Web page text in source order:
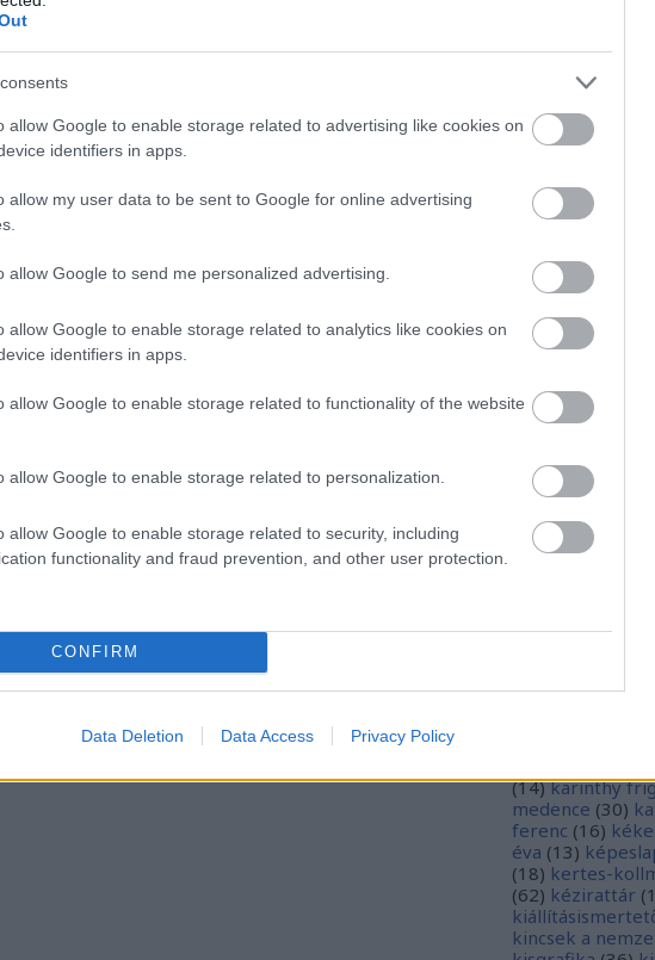
allow Google to enable storage related to advertising like cookies on
identifiers in apps.
allow my user data to be sent to Google for online advertising
allow Google to send me personalized advertising.
allow Google to enable storage related to analytics like cookies on
identifiers in apps.
allow Google to enable storage related to functionality of the website
allow Google to enable storage related to personalization.
allow Google to enable storage related to security, including
functionality and fraud prevention, and other user protection.
CONFIRM
Data Deletion Data Access Privacy Policy
istván (20)
dualizmus
istván
70
archívum
józsef
16
29) ex libris
gyűjtemények
ferenc (12
fedák sári
galambos ferenc
gondos gábor
halász gábor
64 hanvay
10) herman ottó
hésziodosz
(21) illyés
(14) karinthy
medence (30)
ferenc (16)
éva (13)
(18) kertes-
(62) kézirattár (
kincsek a